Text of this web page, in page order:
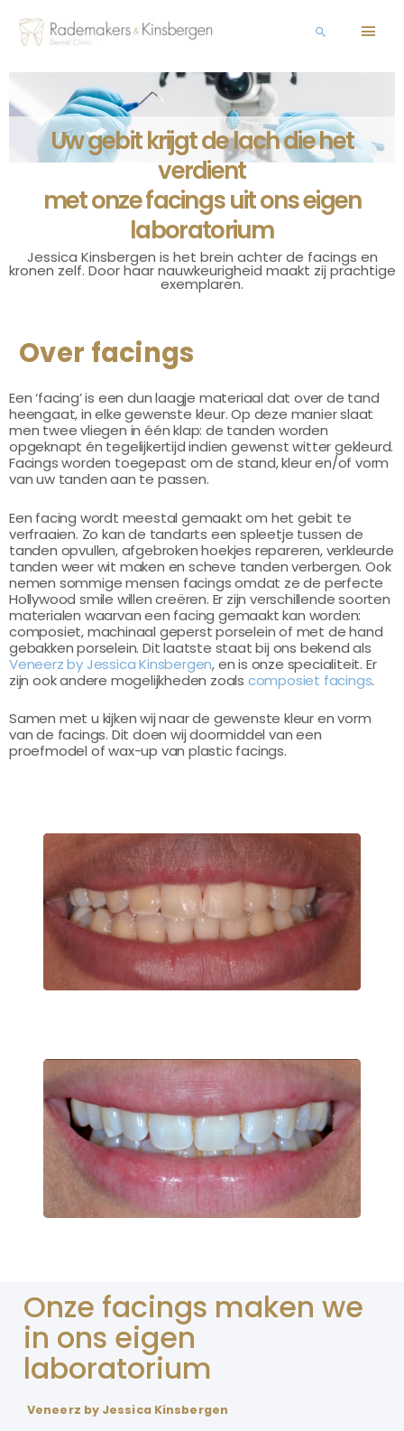
Uw gebit krijgt de lach die het
verdient
met onze facings uit ons eigen
laboratorium
Jessica Kinsbergen is het brein achter de facings en
kronen zelf. Door haar nauwkeurigheid maakt zij prachtige
exemplaren.
Over facings
Een ‘facing’ is een dun laagje materiaal dat over de tand
heengaat, in elke gewenste kleur. Op deze manier slaat
men twee vliegen in één klap: de tanden worden
opgeknapt én tegelijkertijd indien gewenst witter gekleurd.
Facings worden toegepast om de stand, kleur en/of vorm
van uw tanden aan te passen.
Een facing wordt meestal gemaakt om het gebit te
verfraaien. Zo kan de tandarts een spleetje tussen de
tanden opvullen, afgebroken hoekjes repareren, verkleurde
tanden weer wit maken en scheve tanden verbergen. Ook
nemen sommige mensen facings omdat ze de perfecte
Hollywood smile willen creëren. Er zijn verschillende soorten
materialen waarvan een facing gemaakt kan worden:
composiet, machinaal geperst porselein of met de hand
gebakken porselein. Dit laatste staat bij ons bekend als
Veneerz by Jessica Kinsbergen, en is onze specialiteit. Er
zijn ook andere mogelijkheden zoals composiet facings.
Samen met u kijken wij naar de gewenste kleur en vorm
van de facings. Dit doen wij doormiddel van een
proefmodel of wax-up van plastic facings.
Onze facings maken we
in ons eigen
laboratorium
Veneerz by Jessica Kinsbergen